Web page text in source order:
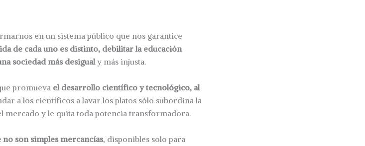
en un sistema público que nos garantice
de cada uno es distinto, debilitar la educación
sociedad más desigualy más injusta.
promueva el desarrollo científico y tecnológico, al
a los científicos a lavar los platos sólo subordina la
mercado y le quita toda potencia transformadora.
son simples mercancías, disponibles solo para